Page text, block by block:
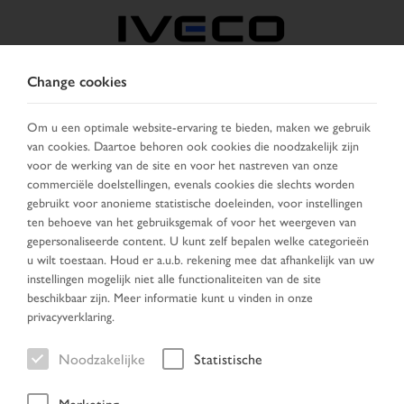
KIES LAND VERANDER TAAL
Toggle
navigation
MENU
Voertuig
Home
Change cookies
Om u een optimale website-ervaring te bieden, maken we gebruik
van cookies. Daartoe behoren ook cookies die noodzakelijk zijn
voor de werking van de site en voor het nastreven van onze
commerciële doelstellingen, evenals cookies die slechts worden
gebruikt voor anonieme statistische doeleinden, voor instellingen
ten behoeve van het gebruiksgemak of voor het weergeven van
gepersonaliseerde content. U kunt zelf bepalen welke categorieën
u wilt toestaan. Houd er a.u.b. rekening mee dat afhankelijk van uw
instellingen mogelijk niet alle functionaliteiten van de site
beschikbaar zijn. Meer informatie kunt u vinden in onze
privacyverklaring.
Noodzakelijke Statistische